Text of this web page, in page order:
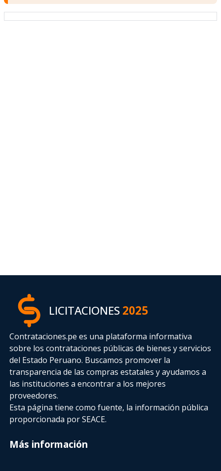
LICITACIONES2025
Contrataciones.pe es una plataforma informativa
sobre los contrataciones públicas de bienes y servicios
del Estado Peruano. Buscamos promover la
transparencia de las compras estatalesy ayudamos a
las instituciones a encontrar a los mejores
proveedores.
Esta página tiene como fuente, la información pública
proporcionada por SEACE.
Más información